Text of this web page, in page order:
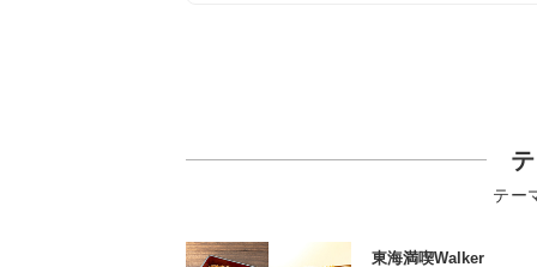
テー
東海満喫Walker